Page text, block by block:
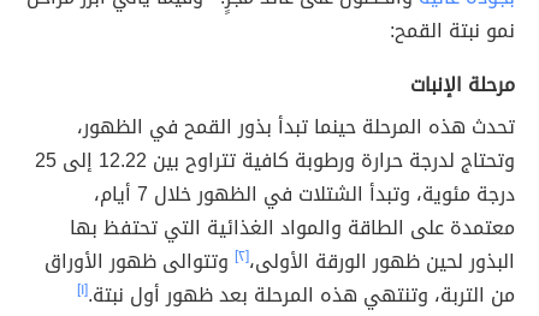
نمو نبتة القمح:
مرحلة الإنبات
تحدث هذه المرحلة حينما تبدأ بذور القمح في الظهور،
وتحتاج لدرجة حرارة ورطوبة كافية تتراوح بين 12.22 إلى 25
درجة مئوية، وتبدأ الشتلات في الظهور خلال 7 أيام،
معتمدة على الطاقة والمواد الغذائية التي تحتفظ بها
البذور لحين ظهور الورقة الأولى،[٢]
وتتوالى ظهور الأوراق
من التربة، وتنتهي هذه المرحلة بعد ظهور أول نبتة.[١]